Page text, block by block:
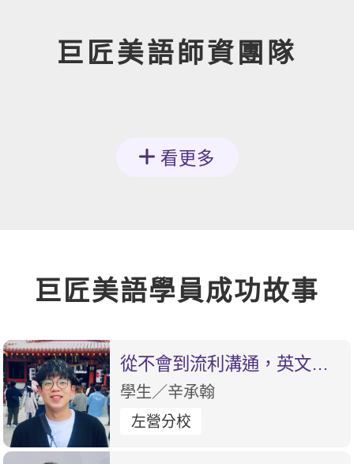
巨匠美語師資團隊
看更多
巨匠美語學員成功故事
從不會到流利溝通，英文變
好不是夢
學生／辛承翰
左營分校